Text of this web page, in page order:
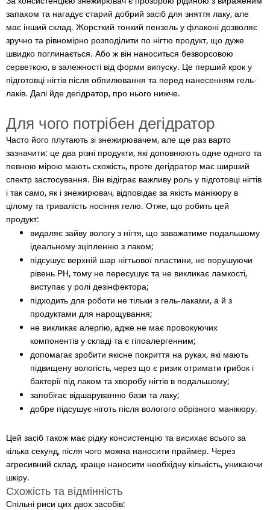
запахом та нагадує старий добрий засіб для зняття лаку, але
має інший склад. Жорсткий тонкий пензель у флаконі дозволяє
зручно та рівномірно розподілити по нігтю продукт, що дуже
швидко поглинається. Або ж він наноситься безворсовою
серветкою, в залежності від форми випуску. Це перший крок у
підготовці нігтів після обпилювання та перед нанесенням гель-
лаків. Далі йде дегідратор, про нього нижче.
Для чого потрібен дегідратор
Часто його плутають зі знежирювачем, але ще раз варто
зазначити: це два різні продукти, які доповнюють одне одного та
певною мірою мають схожість, проте дегідратор має ширший
спектр застосування. Він відіграє важливу роль у підготовці нігтів
і так само, як і знежирювач, відповідає за якість манікюру в
цілому та тривалість носіння гелю. Отже, що робить цей
продукт:
видаляє зайву вологу з нігтя, що заважатиме подальшому
ідеальному зціпленню з лаком;
підсушує верхній шар нігтьової пластини, не порушуючи
рівень РН, тому не пересушує та не викликає ламкості,
виступає у ролі дезінфектора;
підходить для роботи не тільки з гель-лаками, а й з
продуктами для нарощування;
не викликає алергію, адже не має провокуючих
компонентів у складі та є гіпоалергенним;
допомагає зробити якісне покриття на руках, які мають
підвищену вологість, через що є ризик отримати грибок і
бактерії під лаком та хворобу нігтів в подальшому;
запобігає відшаруванню бази та лаку;
добре підсушує ніготь після вологого обрізного манікюру.
Цей засіб також має рідку консистенцію та висихає всього за
кілька секунд, після чого можна наносити праймер. Через
агресивний склад, краще наносити необхідну кількість, уникаючи
шкіру.
Схожість та відмінність
Спільні риси цих двох засобів: